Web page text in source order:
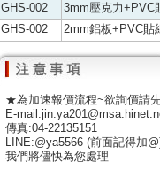
GHS-002
3mm壓克力+PVC
GHS-002
2mm鋁板+PVC貼
★為加速報價流程~欲詢價請
E-
傳真:04-22135151
LINE:@ya5566 (前面記得加
我們將儘快為您處理